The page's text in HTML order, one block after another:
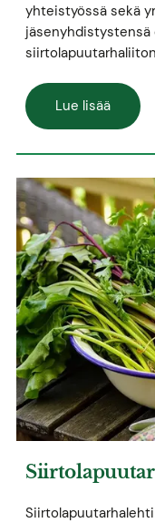
yhteistyössä sekä
jäsenyhdistystensä
Lue lisää